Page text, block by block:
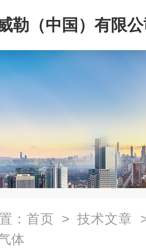
勒（中国）有限
： 首页 > 技术文章
体